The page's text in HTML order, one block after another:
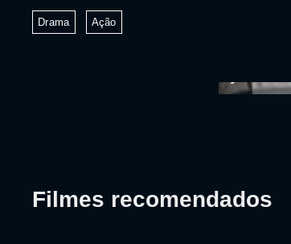
Drama Ação
Filmes recomendados